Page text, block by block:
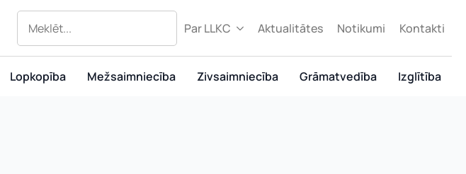
Par LLKC Aktualitātes Notikumi Kontakti
Lopkopība Mežsaimniecība Zivsaimniecība Grāmatvedība Izglītība